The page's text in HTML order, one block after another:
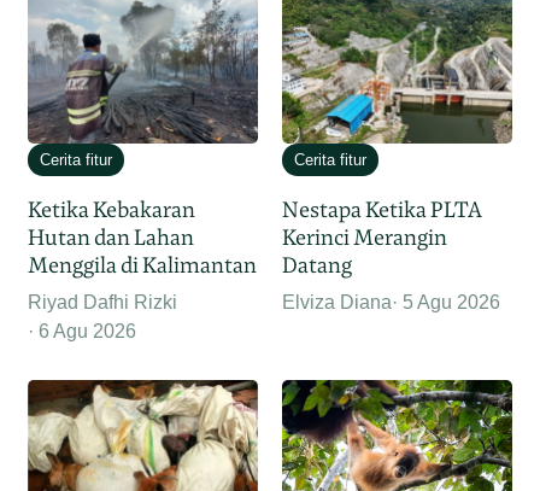
Cerita fitur
Ketika Kebakaran
Hutan dan Lahan
Menggila di Kalimantan
Riyad Dafhi Rizki
6 Agu 2026
Cerita fitur
Nestapa Ketika PLTA
Kerinci Merangin
Datang
Elviza Diana 5 Agu 2026